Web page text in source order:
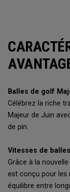
Balles de golf
Célébrez la riche
Majeur de Juin
de pin.
Vitesses de
Grâce à la
est conçu pour les
équilibre entre